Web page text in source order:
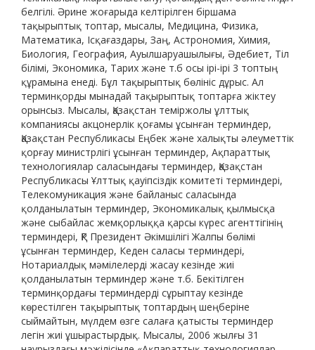
белгілі. Әрине жоғарыда келтірілген біршама
тақырыптық топтар, мысалы, Медицина, Физика,
Математика, Ісқағаздары, Заң, Астрономия, Химия,
Биология, География, Ауылшаруашылығы, Әдебиет, Тіл
білімі, Экономика, Тарих және т.б осы ірі-ірі 3 топтың
құрамына енеді. Бұл тақырыптық бөлініс дұрыс. Ал
терминқорды мынадай тақырыптық топтарға жіктеу
орынсыз. Мысалы, Қазақстан теміржолы ұлттық
компаниясы акцонерлік қоғамы ұсынған терминдер,
Қазақстан Республикасы Еңбек және халықты әлеуметтік
қорғау министрлігі ұсынған терминдер, Ақпараттық
технологиялар саласындағы терминдер, Қазақстан
Республикасы Ұлттық қауіпсіздік комитеті терминдері,
Телекомуникация және байланыс саласында
қолданылатын терминдер, Экономикалық қылмысқа
және сыбайлас жемқорлыққа қарсы күрес агенттігінің
терминдері, ҚР Президент Әкімшілігі Жалпы бөлімі
ұсынған терминдер, Кеден саласы терминдері,
Нотариалдық мәмілелерді жасау кезінде жиі
қолданылатын терминдер және т.б. Бекітілген
терминқордағы терминдерді сұрыптау кезінде
көрестілген тақырыптық топтардың шеңберіне
сыймайтын, мүлдем өзге салаға қатысты терминдер
легін жиі ұшырастырдық. Мысалы, 2006 жылғы 31